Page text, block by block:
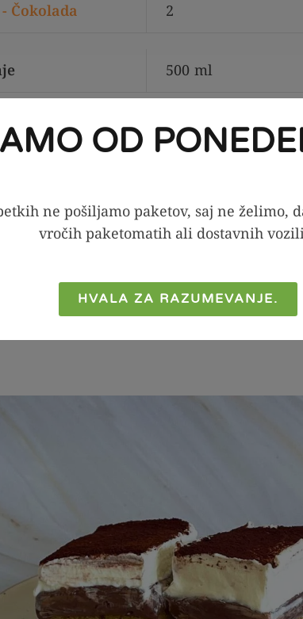
Čokolada 2
500 ml
OD
ne pošiljamo paketov, saj ne želimo,
vročih paketomatih ali dostavnih
HVALA ZA RAZUMEVANJE.